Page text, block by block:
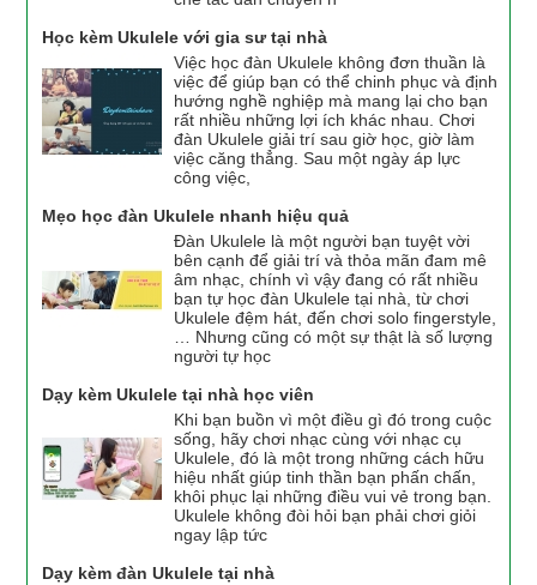
Học kèm Ukulele với gia sư tại nhà
Việc học đàn Ukulele không đơn thuần là
việc để giúp bạn có thể chinh phục và định
hướng nghề nghiệp mà mang lại cho bạn
rất nhiều những lợi ích khác nhau. Chơi
đàn Ukulele giải trí sau giờ học, giờ làm
việc căng thẳng. Sau một ngày áp lực
công việc,
Mẹo học đàn Ukulele nhanh hiệu quả
Đàn Ukulele là một người bạn tuyệt vời
bên cạnh để giải trí và thỏa mãn đam mê
âm nhạc, chính vì vậy đang có rất nhiều
bạn tự học đàn Ukulele tại nhà, từ chơi
Ukulele đệm hát, đến chơi solo fingerstyle,
… Nhưng cũng có một sự thật là số lượng
người tự học
Dạy kèm Ukulele tại nhà học viên
Khi bạn buồn vì một điều gì đó trong cuộc
sống, hãy chơi nhạc cùng với nhạc cụ
Ukulele, đó là một trong những cách hữu
hiệu nhất giúp tinh thần bạn phấn chấn,
khôi phục lại những điều vui vẻ trong bạn.
Ukulele không đòi hỏi bạn phải chơi giỏi
ngay lập tức
Dạy kèm đàn Ukulele tại nhà